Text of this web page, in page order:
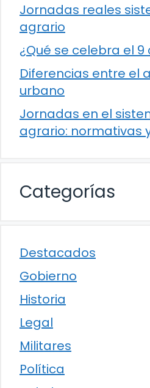
Jornadas reales
agrario
¿Qué se celebra el
Diferencias entre el
urbano
Jornadas en el
agrario: normativas
Categorías
Destacados
Gobierno
Historia
Legal
Militares
Política